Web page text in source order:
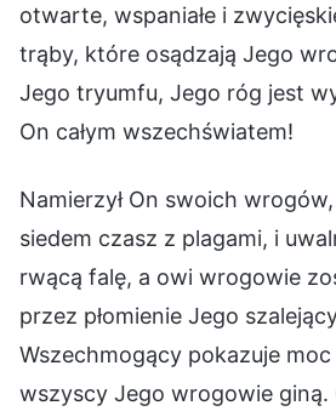
otwarte, wspaniałe i
trąby, które osądzają Jego
Jego tryumfu, Jego róg jest
On całym wszechświatem!
Namierzył On swoich
siedem czasz z plagami, i
rwącą falę, a owi wrogowie
przez płomienie Jego
Wszechmogący pokazuje moc
wszyscy Jego wrogowie